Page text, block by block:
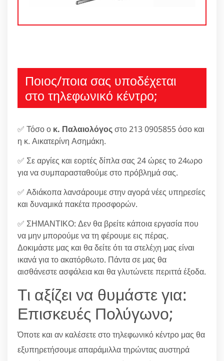
Ποιος/ποια σας υποδέχεται
στο τηλεφωνικό κέντρο;
✅ Τόσο ο κ. Παλαιολόγοςστο 213 0905855 όσο και
η κ. Αικατερίνη Ασημάκη.
✅ Σε αργίες και εορτές δίπλα σας 24 ώρες το 24ωρο
για να συμπαρασταθούμε στο πρόβλημά σας.
✅ Αδιάκοπα λανσάρουμε στην αγορά νέες υπηρεσίες
και δυναμικά πακέτα προσφορών.
✅ ΣΗΜΑΝΤΙΚΟ: Δεν θα βρείτε κάποια εργασία που
να μην μπορούμε να τη φέρουμε εις πέρας.
Δοκιμάστε μας και θα δείτε ότι τα στελέχη μας είναι
ικανά για το ακατόρθωτο. Πάντα σε μας θα
αισθάνεστε ασφάλεια και θα γλυτώνετε περιττά έξοδα.
Τι αξίζει να θυμάστε για:
Επισκευές Πολύγωνο;
Όποτε και αν καλέσετε στο τηλεφωνικό κέντρο μας θα
εξυπηρετήσουμε απαράμιλλα τηρώντας αυστηρά